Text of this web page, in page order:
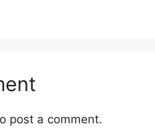
post a comment.